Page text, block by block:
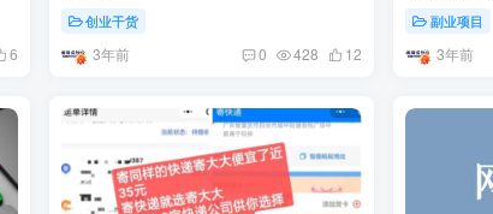
6
创业干货
3年前 0 428 12
副业项目
3年前